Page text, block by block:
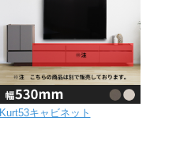
Kurt53キャビネット